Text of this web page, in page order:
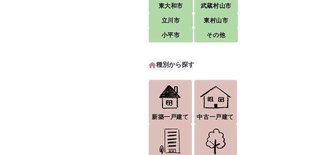
東大和市 武蔵村山市
立川市 東村山市
小平市 その他
種別から探す
新築一戸建て 中古一戸建て